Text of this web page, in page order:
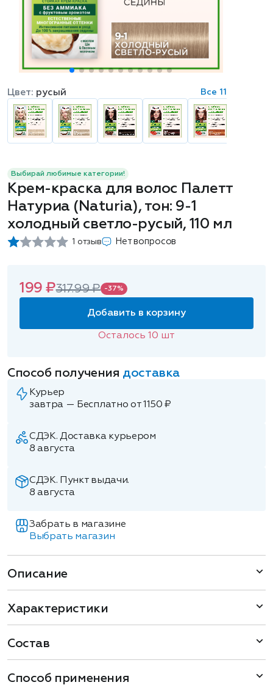
Выбирай любимые категории!
Крем-краска для волос Палетт
Натуриа (Naturia), тон: 9-1
холодный светло-русый, 110 мл
1 отзыв Нет вопросов
Цвет: русый Все 11
199 ₽317.99 ₽ -37%
Добавить в корзину
Осталось10 шт
Способ получения доставка
Курьер
завтра — Бесплатно от 1150 ₽
СДЭК. Доставка курьером
8 августа
СДЭК. Пункт выдачи.
8 августа
Забрать в магазине
Выбрать магазин
Описание
Характеристики
Состав
Способ применения